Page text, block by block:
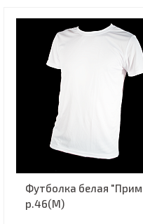
Футболка белая
р.46(M)